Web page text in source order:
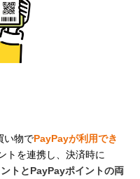
い物でPayPayが利用でき
トを連携し、決済時に
トとPayPayポイントの両